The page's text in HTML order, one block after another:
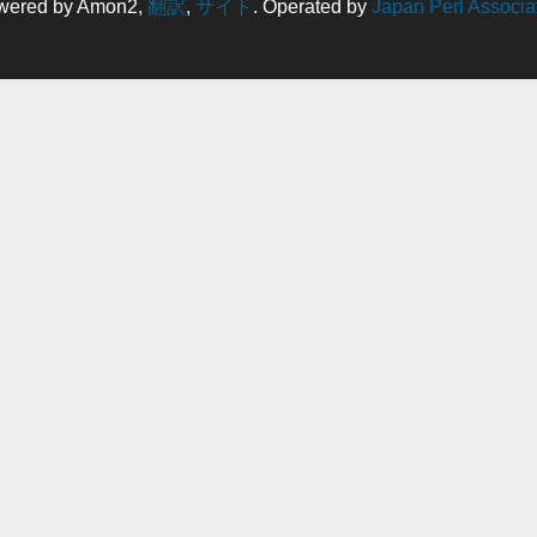
by Amon2, 翻訳, サイト . Operated by Japan Perl